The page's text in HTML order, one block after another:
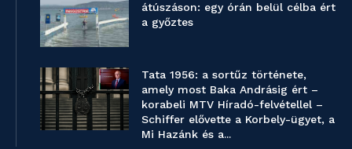
átúszáson: egy órán belül célba ért
a győztes
Tata 1956: a sortűz története,
amely most Baka Andrásig ért –
korabeli MTV Híradó-felvétellel –
Schiffer elővette a Korbely-ügyet, a
Mi Hazánk és a...